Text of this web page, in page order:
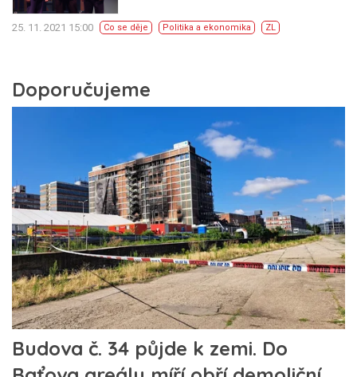
25. 11. 2021 15:00 Co se děje Politika a ekonomika ZL